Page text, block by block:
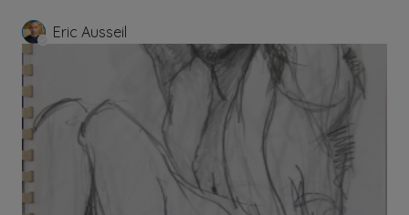
Eric Ausseil